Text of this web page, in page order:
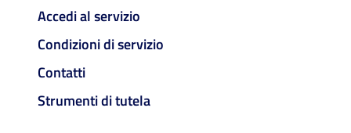
Accedi al servizio
Condizioni di servizio
Contatti
Strumenti di tutela